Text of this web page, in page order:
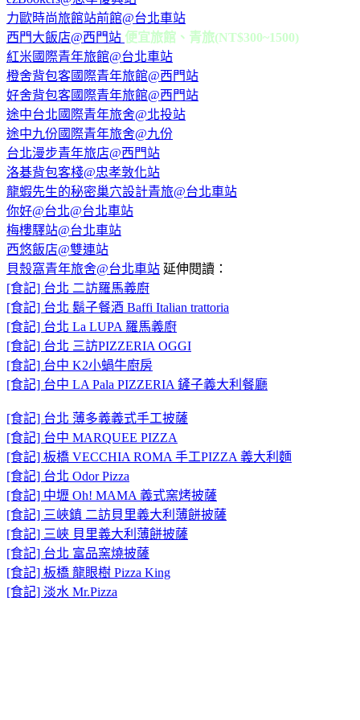
力歐時尚旅館站前館@台北車站
西門大飯店@西門站 便宜旅館、青旅(NT$300~1500)
紅米國際青年旅館@台北車站
橙舍背包客國際青年旅館@西門站
好舍背包客國際青年旅館@西門站
途中台北國際青年旅舍@北投站
途中九份國際青年旅舍@九份
台北漫步青年旅店@西門站
洛碁背包客棧@忠孝敦化站
龍蝦先生的秘密巢穴設計青旅@台北車站
你好@台北@台北車站
梅樓驛站@台北車站
西悠飯店@雙連站
貝殼窩青年旅舍@台北車站 延伸閱讀：
[食記] 台北 二訪羅馬義廚
[食記] 台北 鬍子餐酒 Baffi Italian trattoria
[食記] 台北 La LUPA 羅馬義廚
[食記] 台北 三訪PIZZERIA OGGI
[食記] 台中 K2小蝸牛廚房
[食記] 台中 LA Pala PIZZERIA 鏟子義大利餐廳
[食記] 台北 薄多義義式手工披薩
[食記] 台中 MARQUEE PIZZA
[食記] 板橋 VECCHIA ROMA 手工PIZZA 義大利麵
[食記] 台北 Odor Pizza
[食記] 中壢 Oh! MAMA 義式窯烤披薩
[食記] 三峽鎮 二訪貝里義大利薄餅披薩
[食記] 三峽 貝里義大利薄餅披薩
[食記] 台北 富品窯燒披薩
[食記] 板橋 龍眼樹 Pizza King
[食記] 淡水 Mr.Pizza